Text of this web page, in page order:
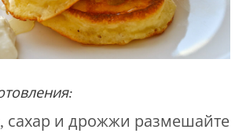
сахар и дрожжи размешайте